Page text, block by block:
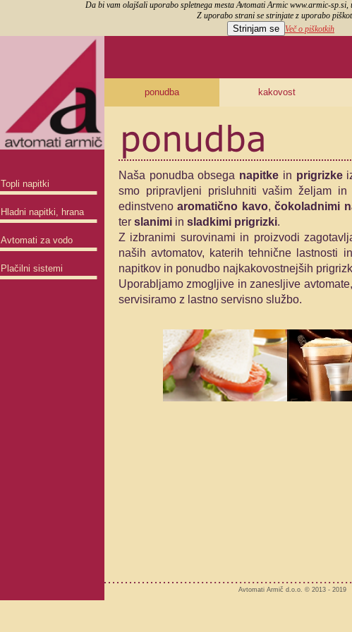
Da bi vam olajšali uporabo spletnega mesta Avtomati Armic www.armic-
Z uporabo strani se strinjate z uporabo
Strinjam se Več o piškotkih
Naša ponudba obsega napitke in prigrizke
smo pripravljeni prisluhniti vašim željam
edinstvenoaromatično kavo,čokoladnimi
ter slanimi in sladkimi prigrizki.
Z izbranimi surovinami in proizvodi
naših avtomatov, katerih tehnične lastnosti
napitkov in ponudbo najkakovostnejših
Uporabljamo zmogljive in zanesljive
servisiramo z lastno servisno službo.
Topli napitki
Hladni napitki, hrana
Avtomati za vodo
Plačilni sistemi
Avtomati Armič d.o.o. © 2013 -
ponudba kakovost